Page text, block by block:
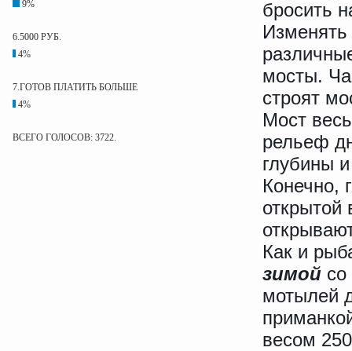
9%
6.5000 РУБ.
4%
7.ГОТОВ ПЛАТИТЬ БОЛЬШЕ
4%
ВСЕГО ГОЛОСОВ: 3722.
бросить
мосты.
строят
Мост
рельеф
глубины
Конечно,
Как и
зимой
мотылей
весом